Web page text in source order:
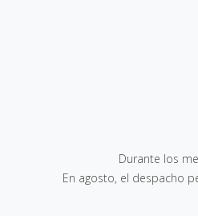
Durante los
En agosto, el despacho